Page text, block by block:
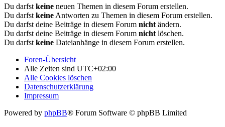
Du darfst keine neuen Themen in diesem Forum erstellen.
Du darfst keine Antworten zu Themen in diesem Forum erstellen.
Du darfst deine Beiträge in diesem Forum nicht ändern.
Du darfst deine Beiträge in diesem Forum nicht löschen.
Du darfst keine Dateianhänge in diesem Forum erstellen.
Foren-Übersicht
Alle Zeiten sind UTC+02:00
Alle Cookies löschen
Datenschutzerklärung
Impressum
Powered by phpBB® Forum Software © phpBB Limited